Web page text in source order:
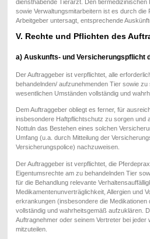
diensthabende Tierarzt. Den tiermedizinischen
sowie Verwaltungsmitarbeitern ist es durch die
Arbeitgeber untersagt, entsprechende
V. Rechte und Pflichten des
a) Auskunfts- und Versicherungspflicht
Der Auftraggeber ist verpflichtet, alle
behandelnden/ aufzunehmenden Tier sowie
wesentlichen Umständen vollständig und
Dem Auftraggeber obliegt es ferner, für
insbesondere Haftpflichtschutz zu sorgen und
Nottuln das Bestehen eines solchen
Umfang (u.a. durch Mitteilung der
Versicherungspolice) nachzuweisen.
Der Auftraggeber ist verpflichtet, die
Eigentumsrechte am zu behandelnden Tier
für die Behandlung relevante
Medikamentenunverträglichkeit, Allergien und
erkrankungen (insbesondere die Medikationen
vollständig und wahrheitsgemäß aufzuklären.
Auftragnehmer oder seinem Vertreter bei jeder
mitzuteilen.